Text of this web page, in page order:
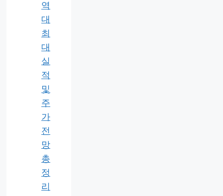
역
대
최
대
실
적
및
주
가
전
망
총
정
리